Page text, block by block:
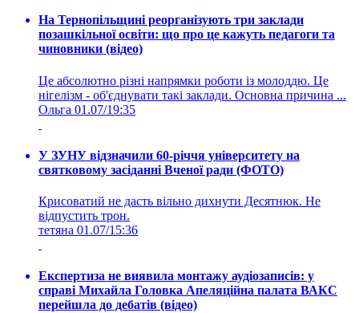
На Тернопільщині реорганізують три заклади
позашкільної освіти: що про це кажуть педагоги та
чиновники (відео)
Це абсолютно різні напрямки роботи із молоддю. Це
нігелізм - об'єднувати такі заклади. Основна причина ...
Ольга 01.07/19:35
У ЗУНУ відзначили 60-річчя університету на
святковому засіданні Вченої ради (ФОТО)
Крисоватий не дасть вільно дихнути Десятнюк. Не
відпустить трон.
тетяна 01.07/15:36
Експертиза не виявила монтажу аудіозаписів: у
справі Михайла Головка Апеляційна палата ВАКС
перейшла до дебатів (відео)